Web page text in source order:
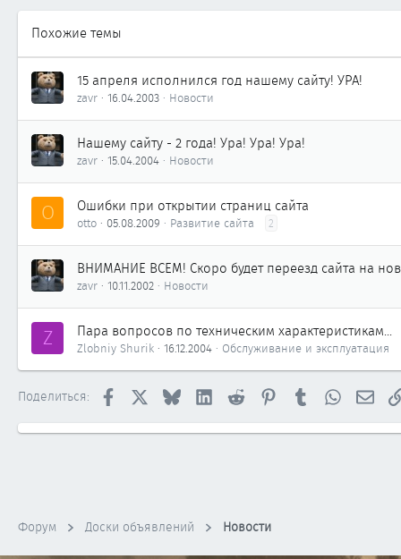
Похожие темы
15 апреля исполнился год нашему сайту! УРА!
zavr 16.04.2003 Новости
Нашему сайту - 2 года! Ура! Ура! Ура!
zavr 15.04.2004 Новости
O Ошибки при открытии страниц сайта
otto 05.08.2009 Развитие сайта 2
ВНИМАНИЕ ВСЕМ! Скоро будет переезд сайта на
zavr 10.11.2002 Новости
Z Пара вопросов по техническим характеристикам...
Zlobniy Shurik 16.12.2004 Обслуживание и эксплуатация
Поделиться: Facebook Bluesky LinkedInReddit PinterestTumblrWhatsApp
Форум Доски объявлений Новости